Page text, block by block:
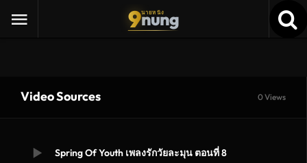
9นายหนัง
nung
Video Sources 0 Views
Spring Of Youth เพลงรักวัยละมุน ตอนที่ 8